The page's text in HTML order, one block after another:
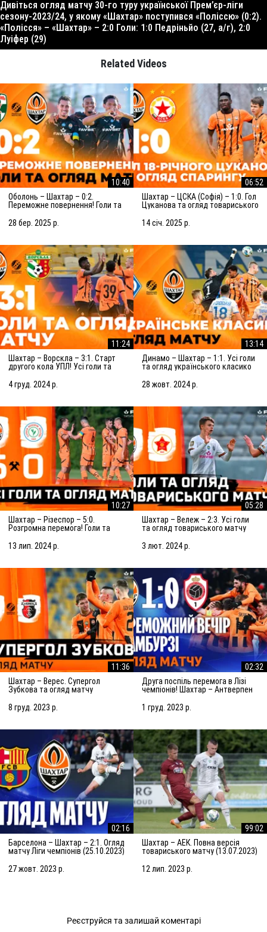
Дивіться огляд матчу 30-го туру української Прем’єр-ліги
сезону-2023/24, у якому «Шахтар» поступився «Поліссю» (0:2).
«Полісся» – «Шахтар» – 2:0 Голи: 1:0 Педріньйо (27, а/г), 2:0
Луіфер (29)
Related Videos
10:40
Оболонь – Шахтар – 0:2.
Переможне повернення! Голи та
28 бер. 2025 р.
06:52
Шахтар – ЦСКА (Софія) – 1:0. Гол
Цуканова та огляд товариського
14 січ. 2025 р.
11:24
Шахтар – Ворскла – 3:1. Старт
другого кола УПЛ! Усі голи та
4 груд. 2024 р.
13:14
Динамо – Шахтар – 1:1. Усі голи
та огляд українського класико
28 жовт. 2024 р.
10:27
Шахтар – Різеспор – 5:0.
Розгромна перемога! Голи та
13 лип. 2024 р.
05:28
Шахтар – Вележ – 2:3. Усі голи
та огляд товариського матчу
3 лют. 2024 р.
11:36
Шахтар – Верес. Супергол
Зубкова та огляд матчу
8 груд. 2023 р.
02:32
Друга поспіль перемога в Лізі
чемпіонів! Шахтар – Антверпен
1 груд. 2023 р.
02:16
Барселона – Шахтар – 2:1. Огляд
матчу Ліги чемпіонів (25.10.2023)
27 жовт. 2023 р.
99:02
Шахтар – АЕК. Повна версія
товариського матчу (13.07.2023)
12 лип. 2023 р.